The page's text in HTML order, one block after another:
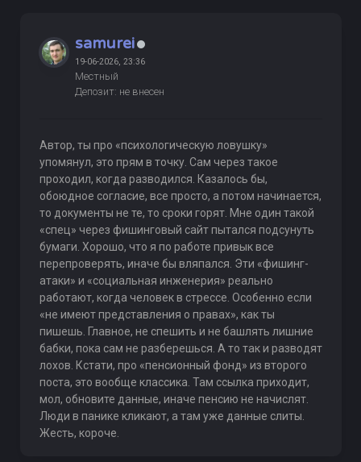
samurei
19-06-2026, 23:36
Местный
Депозит: не внесен
Автор, ты про «психологическую ловушку»
упомянул, это прям в точку. Сам через такое
проходил, когда разводился. Казалось бы,
обоюдное согласие, все просто, а потом начинается,
то документы не те, то сроки горят. Мне один такой
«спец» через фишинговый сайт пытался подсунуть
бумаги. Хорошо, что я по работе привык все
перепроверять, иначе бы вляпался. Эти «фишинг-
атаки» и «социальная инженерия» реально
работают, когда человек в стрессе. Особенно если
«не имеют представления о правах», как ты
пишешь. Главное, не спешить и не башлять лишние
бабки, пока сам не разберешься. А то так и разводят
лохов. Кстати, про «пенсионный фонд» из второго
поста, это вообще классика. Там ссылка приходит,
мол, обновите данные, иначе пенсию не начислят.
Люди в панике кликают, а там уже данные слиты.
Жесть, короче.